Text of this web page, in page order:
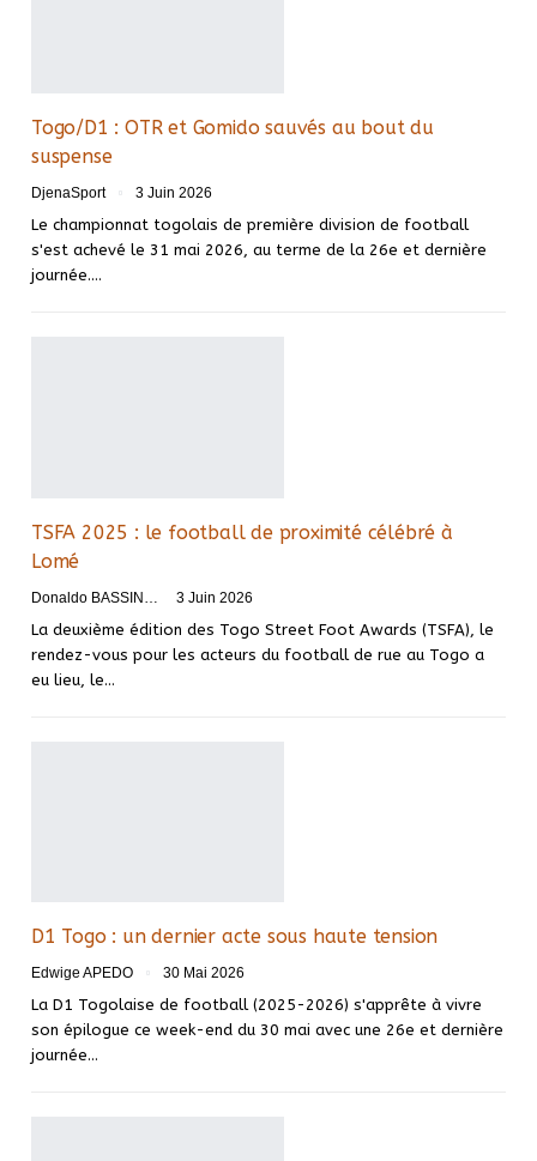
Togo/D1 : OTR et Gomido sauvés au bout du
suspense
DjenaSport 3 Juin 2026
Le championnat togolais de première division de football
s'est achevé le 31 mai 2026, au terme de la 26e et dernière
journée.…
TSFA 2025 : le football de proximité célébré à
Lomé
3 Juin 2026
La deuxième édition des Togo Street Foot Awards (TSFA), le
rendez-vous pour les acteurs du football de rue au Togo a
eu lieu, le…
D1 Togo : un dernier acte sous haute tension
Edwige APEDO 30 Mai 2026
La D1 Togolaise de football (2025-2026) s'apprête à vivre
son épilogue ce week-end du 30 mai avec une 26e et dernière
journée…